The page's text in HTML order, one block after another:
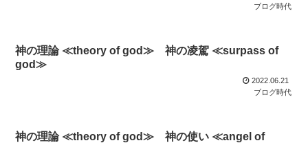
ブログ時代
神の理論 ≪theory of god≫ 神の凌駕 ≪surpass of
god≫
2022.06.21
ブログ時代
神の理論 ≪theory of god≫ 神の使い ≪angel of